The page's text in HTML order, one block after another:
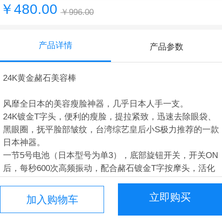
￥480.00 ￥996.00
产品详情 产品参数
24K黄金赭石美容棒
风靡全日本的美容瘦脸神器，几乎日本人手一支。
24K镀金T字头，便利的瘦脸，提拉紧致，迅速去除眼袋、
黑眼圈，抚平脸部皱纹，台湾综艺皇后小S极力推荐的一款
日本神器。
一节5号电池（日本型号为单3），底部旋钮开关，开关ON
后，每秒600次高频振动，配合赭石镀金T字按摩头，活化
腮部的着重按摩更能短时间就能见到神奇的瘦脸效果。
加入购物车 立即购买